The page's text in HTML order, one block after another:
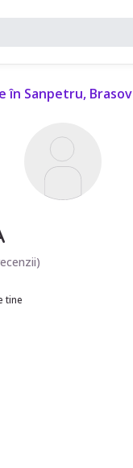
în Sanpetru, Brasov
)
tine